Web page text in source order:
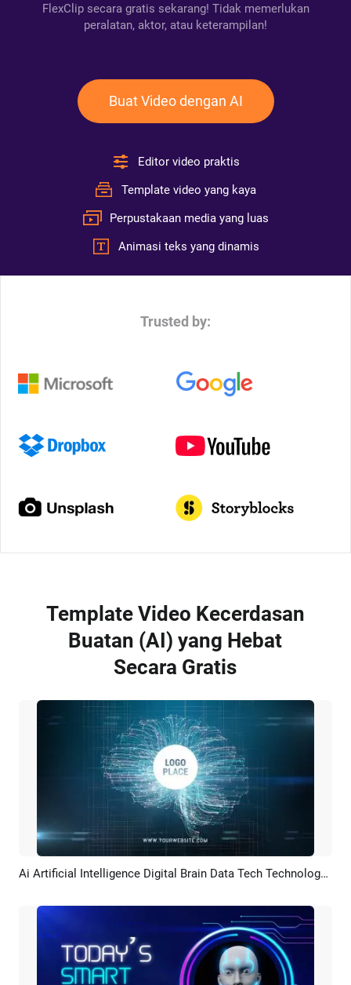
FlexClip secara gratis sekarang! Tidak memerlukan
peralatan, aktor, atau keterampilan!
Buat Video dengan AI
Editor video praktis
Template video yang kaya
Perpustakaan media yang luas
Animasi teks yang dinamis
Trusted by:
Template Video Kecerdasan
Buatan (AI) yang Hebat
Secara Gratis
Pratinjau Kustomisasi Ai Artificial Intelligence Digital Brain Data Tech Technology Business Logo Intro Outro